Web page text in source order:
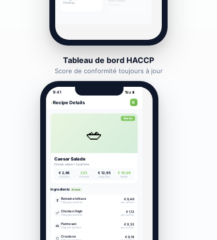
Tableau de bord HACCP
Score de conformité toujours à jour